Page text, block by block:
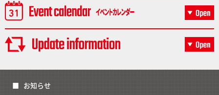
お知らせ